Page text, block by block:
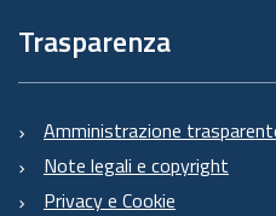
Trasparenza
Amministrazione
Note legali e copyright
Privacy e Cookie